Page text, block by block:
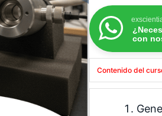
con
Contenido del